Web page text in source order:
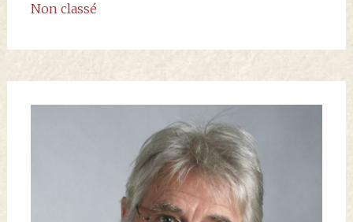
Non classé